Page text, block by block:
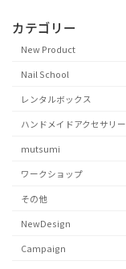
カテゴリー
New Product
Nail School
レンタルボックス
ハンドメイドアクセサリー
mutsumi
ワークショップ
その他
NewDesign
Campaign